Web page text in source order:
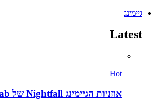
גיימינג
Latest
Hot
אוזניות הגיימינג Nightfall של JLab נוחתות בישראל במחיר אטרקטיבי של 199 שקלים – הנה הביקורת המלאה